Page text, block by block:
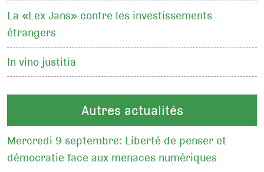
La «Lex Jans» contre les investissements
étrangers
In vino justitia
Autres actualités
Mercredi 9 septembre: Liberté de penser et
démocratie face aux menaces numériques